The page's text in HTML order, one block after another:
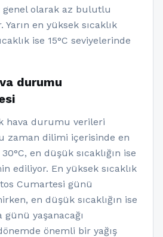
olarak az bulutlu
Yarın en yüksek sıcaklık
ise 15°C seviyelerinde
durumu
hava durumu verileri
zaman dilimi içerisinde en
en düşük sıcaklığın ise
ediliyor. En yüksek sıcaklık
Cumartesi günü
en düşük sıcaklığın ise
yaşanacağı
önemli bir yağış